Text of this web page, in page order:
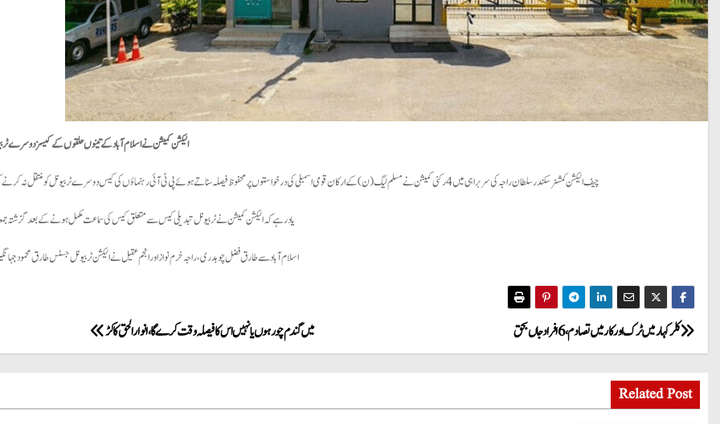
الیکشن کمیشن نے اسلام آباد کے تینوں حلقوں کے کیسز دوسرے
چیف الیکشن کمشنر سکندر سلطان راجہ کی سربراہی میں 4 رکنی کمیشن نے مسلم لیگ (ن) کے ارکان قومی اسمبلی کی درخواستوں پر محفوظ فیصلہ سناتے ہوئے پی ٹی آئی رہنماؤں کی کیس دوسرے ٹربیونل کو منتقل نہ کرنے کی استدعا مسترد کر دی۔
یاد رہے کہ الیکشن کمیشن نے ٹربیونل تبدیلی کیس سے متعلق کیس کی سماعت مکمل ہونے کے بعد گزشتہ جمعہ
اسلام آباد سے طارق فضل چوہدری ، راجہ خرم نواز اور انجم عقیل نے الیکشن ٹربیونل جسٹس طارق محمود
P
o
s
میں گندم چور ہوں یا نہیں اس کا فیصلہ وقت کرے گا، انوار الحق کاکڑ کلرکہار میں ٹرک اور کار میں تصادم، 6 افراد جاں بحق
Related Post